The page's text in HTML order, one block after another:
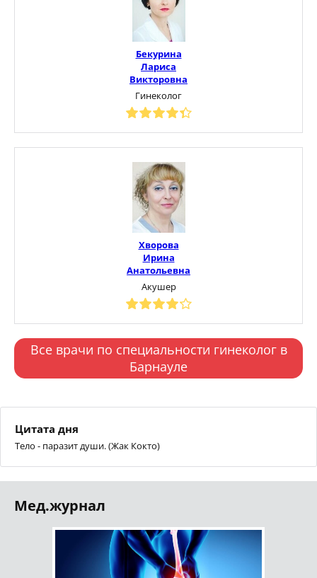
Бекурина
Лариса
Викторовна
Гинеколог
Хворова
Ирина
Анатольевна
Акушер
Все врачи по специальности гинеколог в
Барнауле
Цитата дня
Тело - паразит души. (Жак Кокто)
Мед.журнал